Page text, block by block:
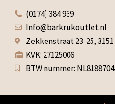
(0174) 384 939
Info@barkrukoutlet.nl
Zekkenstraat 23-25,
KVK: 27125006
BTW nummer: